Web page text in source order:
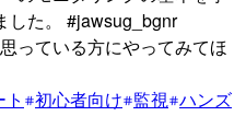
した。 #jawsug_bgnr
っている方にやってみてほ
初心者向け 監視 ハンズ